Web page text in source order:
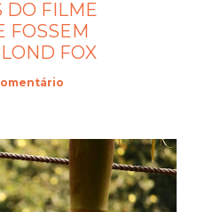
DO FILME
FOSSEM
FOX